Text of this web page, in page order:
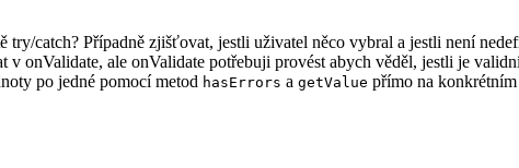
try/catch? Případně zjišťovat, jestli uživatel něco vybral a jestli není
v onValidate, ale onValidate potřebuji provést abych věděl, jestli je
po jedné pomocí metod hasErrors a getValue přímo na